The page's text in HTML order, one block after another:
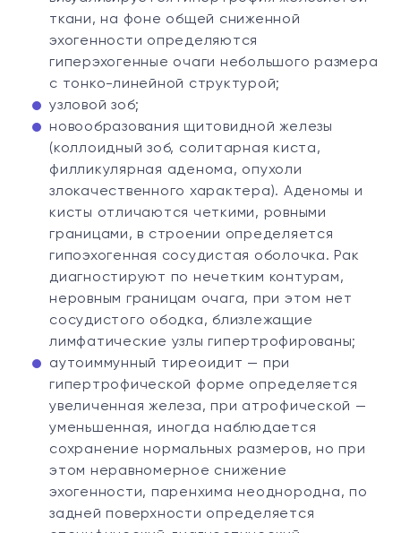
ткани, на фоне общей сниженной
эхогенности определяются
гиперэхогенные очаги небольшого размера
с тонко-линейной структурой;
узловой зоб;
новообразования щитовидной железы
(коллоидный зоб, солитарная киста,
филликулярная аденома, опухоли
злокачественного характера). Аденомы и
кисты отличаются четкими, ровными
границами, в строении определяется
гипоэхогенная сосудистая оболочка. Рак
диагностируют по нечетким контурам,
неровным границам очага, при этом нет
сосудистого ободка, близлежащие
лимфатические узлы гипертрофированы;
аутоиммунный тиреоидит — при
гипертрофической форме определяется
увеличенная железа, при атрофической —
уменьшенная, иногда наблюдается
сохранение нормальных размеров, но при
этом неравномерное снижение
эхогенности, паренхима неоднородна, по
задней поверхности определяется